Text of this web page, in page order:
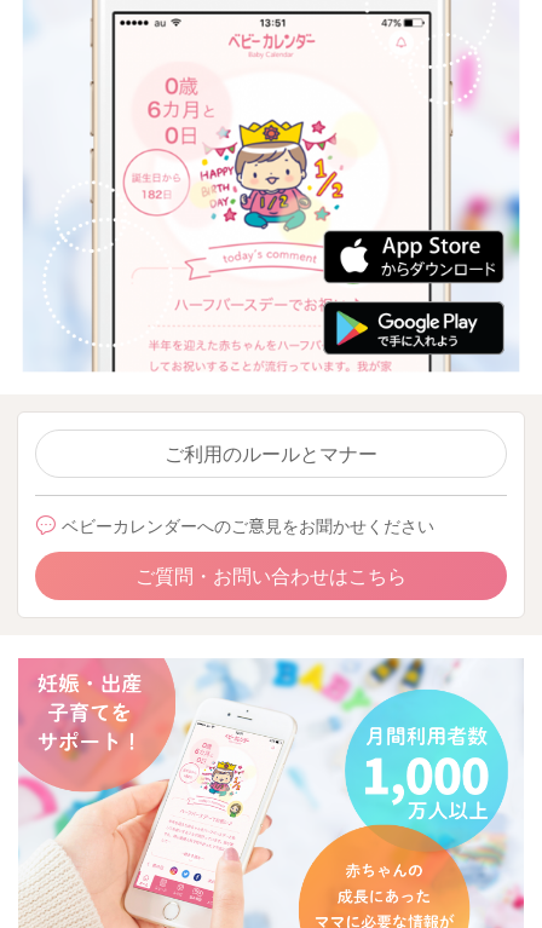
ご利用のルールとマナー
ベビーカレンダーへのご意見をお聞かせください
ご質問・お問い合わせはこちら